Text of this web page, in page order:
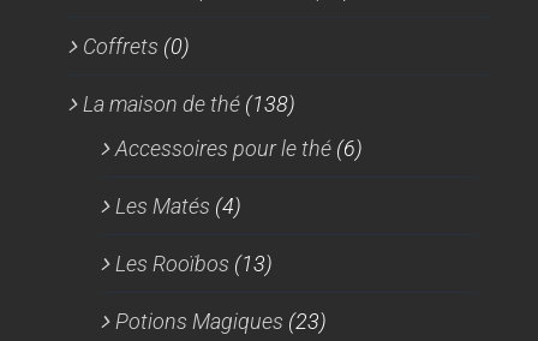
Coffrets (0)
La maison de thé (138)
Accessoires pour le thé (6)
Les Matés (4)
Les Rooïbos (13)
Potions Magiques (23)